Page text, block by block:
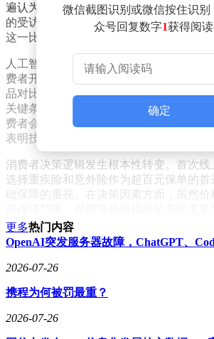
遍认为线上投保更便捷、价格更透明。在
的受访者通过社交媒体了解保险知识，
这一比例已接近传统人际推荐渠道。
人工智能技术正深度重塑保险消费生态。
费者开始使用AI工具获取保险信息，较
品对比环节，超四成用户借助AI分析保
关键条款，将决策时间从数小时压缩至分
费者会将AI推荐作为参考，但仅15%视其
表明技术可信度仍是行业需要突破的关键
消费者决策逻辑发生根本性转变。首次线
选择重疾险和意外险作为超百元保单的首
础保障的重视。在决策因素方面，虽然价
导向"向"价值导向"的迁移。这种转变对行
50%的消费者认为保险条款过于复杂，
工具升级为保险价值链的核心战略要素，
效率优化迈向价值创造阶段，互联网保险
微信截图识别或微信按住识别
众号回复数字1获得阅
确定
更多热门内容
OpenAI突发服务器故障，ChatGPT、
2026-07-26
携程为何被罚最重？
2026-07-26